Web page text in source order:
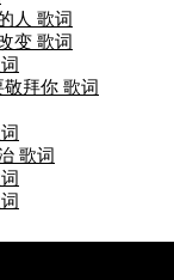
人 歌词
变 歌词
拜你 歌词
歌词